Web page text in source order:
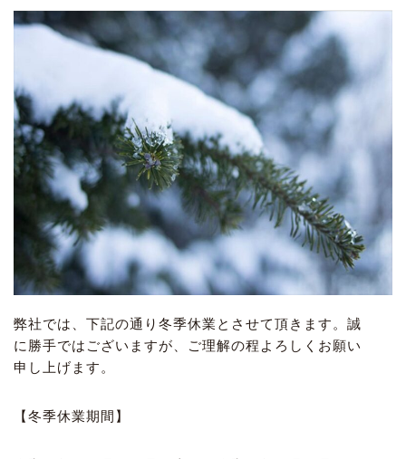
弊社では、下記の通り冬季休業とさせて頂きます。誠
に勝手ではございますが、ご理解の程よろしくお願い
申し上げます。
【冬季休業期間】